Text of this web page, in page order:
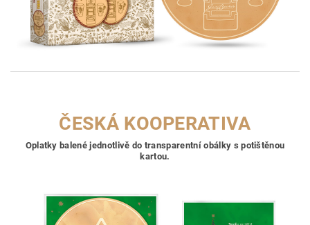
ČESKÁ KOOPERATIVA
Oplatky balené jednotlivě do transparentní obálky s potištěnou
kartou.